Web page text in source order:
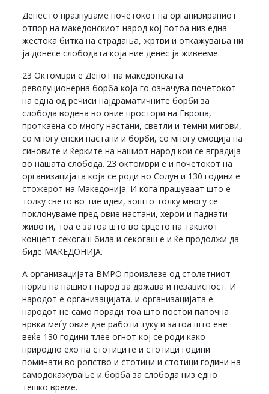
Денес го празнуваме почетокот на организираниот
отпор на македонскиот народ кој потоа низ една
жестока битка на страдања, жртви и откажувања ни
ја донесе слободата која ние денес ја живееме.
23 Октомври е Денот на македонската
револуционерна борба која го означува почетокот
на една од речиси најдраматичните борби за
слобода водена во овие простори на Европа,
проткаена со многу настани, светли и темни мигови,
со многу епски настани и борби, со многу емоција на
синовите и ќерките на нашиот народ кои се вградија
во нашата слобода. 23 октомври е и почетокот на
организацијата која се роди во Солун и 130 години е
стожерот на Македонија. И кога прашуваат што е
толку свето во тие идеи, зошто толку многу се
поклонуваме пред овие настани, херои и паднати
животи, тоа е затоа што во срцето на таквиот
концепт секогаш била и секогаш е и ќе продолжи да
биде МАКЕДОНИЈА.
А организацијата ВМРО произлезе од столетниот
порив на нашиот народ за држава и независност. И
народот е организацијата, и организацијата е
народот не само поради тоа што постои папочна
врвка меѓу овие две работи туку и затоа што еве
веќе 130 години тлее огнот кој се роди како
природно ехо на стотиците и стотици години
поминати во ропство и стотици и стотици години на
самодокажување и борба за слобода низ едно
тешко време.